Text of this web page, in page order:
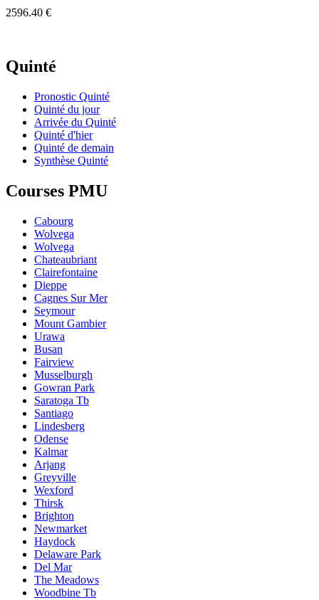
2596.40 €
Quinté
Pronostic Quinté
Quinté du jour
Arrivée du Quinté
Quinté d'hier
Quinté de demain
Synthèse Quinté
Courses PMU
Cabourg
Wolvega
Wolvega
Chateaubriant
Clairefontaine
Dieppe
Cagnes Sur Mer
Seymour
Mount Gambier
Urawa
Busan
Fairview
Musselburgh
Gowran Park
Saratoga Tb
Santiago
Lindesberg
Odense
Kalmar
Arjang
Greyville
Wexford
Thirsk
Brighton
Newmarket
Haydock
Delaware Park
Del Mar
The Meadows
Woodbine Tb